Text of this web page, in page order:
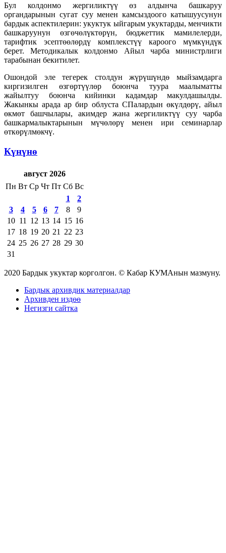
Бул колдонмо жергиликтүү өз алдынча башкаруу
органдарынын сугат суу менен камсыздоого катышуусунун
бардык аспектилерин: укуктук ыйгарым укуктарды, менчикти
башкаруунун өзгөчөлүктөрүн, бюджеттик мамилелерди,
тарифтик эсептөөлөрдү комплекстүү кароого мүмкүндүк
берет. Методикалык колдонмо Айыл чарба министрлиги
тарабынан бекитилет.
Ошондой эле тегерек столдун жүрүшүндө мыйзамдарга
киргизилген өзгөртүүлөр боюнча туура маалыматты
жайылтуу боюнча кийинки кадамдар макулдашылды.
Жакынкы арада ар бир облуста СПалардын өкүлдөрү, айыл
өкмөт башчылары, акимдер жана жергиликтүү суу чарба
башкармалыктарынын мүчөлөрү менен ири семинарлар
өткөрүлмөкчү.
Күнүнө
август 2026
Пн Вт Ср Чт Пт Сб Вс
1
2
3
4 5 6 7 8
9
10 11 12 13 14 15 16
17 18 19 20 21 22 23
24 25 26 27 28 29 30
31
2020 Бардык укуктар корголгон. © Кабар КУМАнын мазмуну.
Бардык архивдик материалдар
Архивден издөө
Негизги сайтка